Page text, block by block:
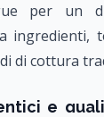
per un
ingredienti,
di cottura
e